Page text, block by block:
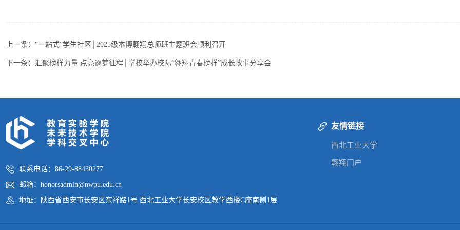
上一条： “一站式”学生社区│2025级本博翱翔总师班主题班会顺利召开
下一条： 汇聚榜样力量 点亮逐梦征程│学校举办校际“翱翔青春榜样”成长故事分享会
联系电话：86-29-88430277
邮箱：honorsadmin@nwpu.edu.cn
地址：陕西省西安市长安区东祥路1号 西北工业大学长安校区教学西楼C座南侧1层
友情链接
西北工业大学
翱翔门户